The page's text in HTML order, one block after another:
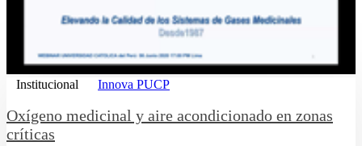
Institucional Innova PUCP
Oxígeno medicinal y aire acondicionado en zonas
críticas